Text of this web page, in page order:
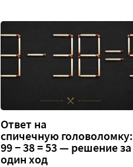
Ответ на
спичечную головоломку:
99 − 38 = 53 — решение за
один ход